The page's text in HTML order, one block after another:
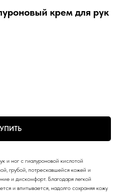
крем для рук
и ног с гиалуроновой кислотой
грубой, потрескавшейся кожей и
и дискомфорт. Благодаря легкой
и впитывается, надолго сохраняя кожу